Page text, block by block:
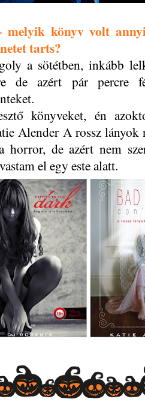
melyik könyv volt
tarts?
a sötétben, inkább
de azért pár percre
könyveket, én
Alender A rossz lányok
horror, de azért nem
el egy este alatt.